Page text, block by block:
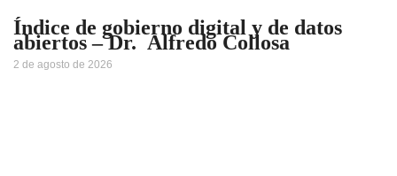
Índice de gobierno digital y de datos
abiertos – Dr. Alfredo Collosa
2 de agosto de 2026